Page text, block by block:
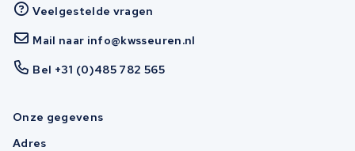
Veelgestelde vragen
Mail naar info@kwsseuren.nl
Bel +31 (0)485 782 565
Onze gegevens
Adres